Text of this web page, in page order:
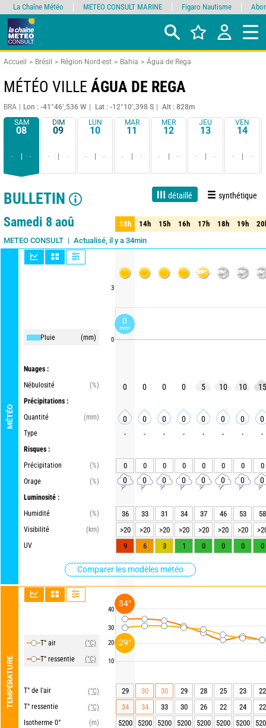
Accueil Brésil Région Nord-est Bahia Água de Rega
MÉTÉO VILLE ÁGUA DE REGA
BRA Lon : -41°46’,536 W Lat : -12°10’,398 S
Alt : 828m
SAM
08
- -
DIM
09
- -
LUN
10
- -
MAR
11
- -
MER
12
- -
JEU
13
- -
VEN
14
- -
BULLETIN détaillé synthétique
1 jour 3 jours 7 jours 15 jours Fiabilité 90%
Samedi 8 aoû
METEO CONSULT Actualisé, il y a 34min
MÉTÉO
Pluie (mm)
Nuages :
Nébulosité
(%)
Précipitations :
Quantité
(mm)
Type
Risques :
Précipitation
(%)
Orage
(%)
Luminosité :
Humidité
(%)
Visibilité
(km)
UV
Comparer les modèles météo
TEMPÉRATURE
T° air
(°C)
T° ressentie
(°C)
T° de l'air
(°C)
T° ressentie
(°C)
Isotherme 0°
(m)
3
0
40
30
20
10
13h 14h 15h 16h 17h 18h 19h
13h 14h 15h 16h 17h 18h 19h
0 0 0 0 5 10 10 15
0 0 0 0 0 0 0 0
- - - - - - - -
0 0 0 0 0 0 0 0
0 0 0 0 0 0 0 0
36 33 31 34 37 46 53
58
>20
>20 >20 >20 >20 >20 >20
9
6 3 1 0 0 0 0
29 30 30 29 28 25 23
22
34
34 33 30 26 22 24
22
5200
5200 5200 5200 5200 5200 5200
La Chaîne Météo METEO CONSULT MARINE Figaro Nautisme
0
mm
29°
34°